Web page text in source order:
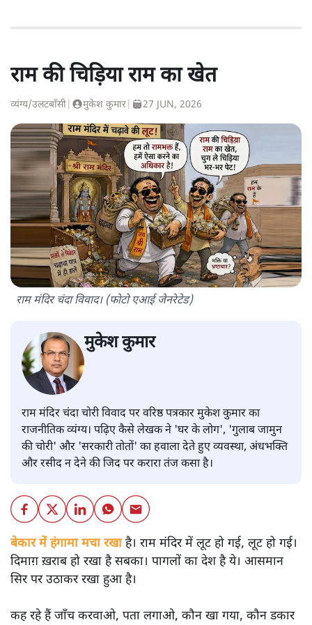
राम की चिड़िया राम का खेत
व्यंग्य/उलटबाँसी मुकेश कुमार 27 JUN, 2026
राम मंदिर चंदा विवाद। (फोटो एआई जेनरेटेड)
मुकेश कुमार
राम मंदिर चंदा चोरी विवाद पर वरिष्ठ पत्रकार मुकेश कुमार का
राजनीतिक व्यंग्य। पढ़िए कैसे लेखक ने 'घर के लोग', 'गुलाब जामुन
की चोरी' और 'सरकारी तोतों' का हवाला देते हुए व्यवस्था, अंधभक्ति
और रसीद न देने की जिद पर करारा तंज कसा है।
बेकार में हंगामा मचा रखाहै। राम मंदिर में लूट हो गई, लूट हो गई।
दिमाग़ ख़राब हो रखा है सबका। पागलों का देश है ये। आसमान
सिर पर उठाकर रखा हुआ है।
कह रहे हैं जाँच करवाओ, पता लगाओ, कौन खा गया, कौन डकार